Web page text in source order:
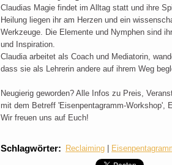
Claudias Magie findet im Alltag statt und ihre
Heilung liegen ihr am Herzen und ein
Werkzeuge. Die Elemente und Nymphen sind
und Inspiration.
Claudia arbeitet als Coach und Mediatorin,
dass sie als Lehrerin andere auf ihrem Weg
Neugierig geworden? Alle Infos zu Preis,
mit dem Betreff 'Eisenpentagramm-Workshop',
Wir freuen uns auf Euch!
Schlagwörter: Reclaiming